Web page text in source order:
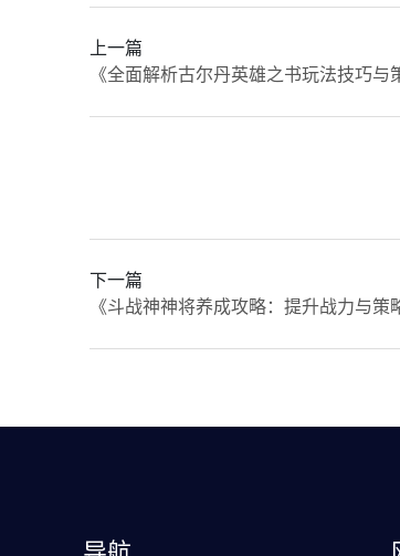
上一篇
《全面解析古尔丹英雄之书玩法技巧与
下一篇
《斗战神神将养成攻略：提升战力与策